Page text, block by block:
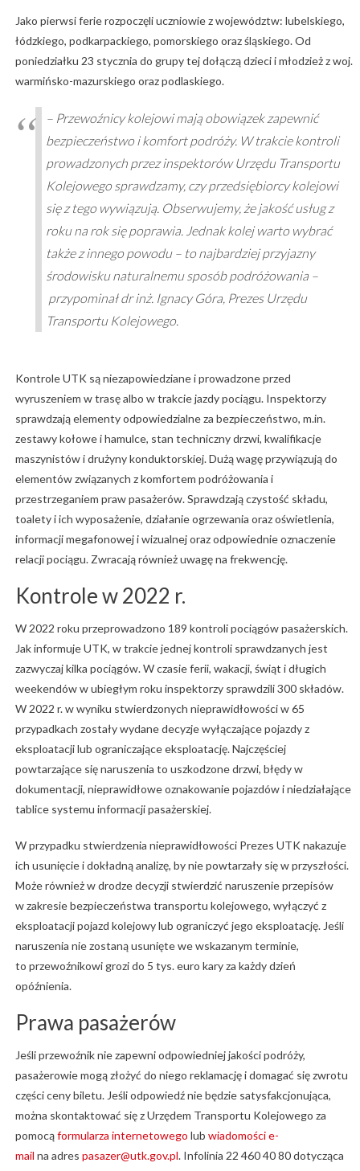
Jako pierwsi ferie rozpoczęli uczniowie z województw: lubelskiego,
łódzkiego, podkarpackiego, pomorskiego oraz śląskiego. Od
poniedziałku 23 stycznia do grupy tej dołączą dzieci i młodzież z woj.
warmińsko-mazurskiego oraz podlaskiego.
– Przewoźnicy kolejowi mają obowiązek zapewnić
bezpieczeństwo i komfort podróży. W trakcie kontroli
prowadzonych przez inspektorów Urzędu Transportu
Kolejowego sprawdzamy, czy przedsiębiorcy kolejowi
się z tego wywiązują. Obserwujemy, że jakość usług z
roku na rok się poprawia. Jednak kolej warto wybrać
także z innego powodu – to najbardziej przyjazny
środowisku naturalnemu sposób podróżowania –
przypominał dr inż. Ignacy Góra, Prezes Urzędu
Transportu Kolejowego.
Kontrole UTK są niezapowiedziane i prowadzone przed
wyruszeniem w trasę albo w trakcie jazdy pociągu. Inspektorzy
sprawdzają elementy odpowiedzialne za bezpieczeństwo, m.in.
zestawy kołowe i hamulce, stan techniczny drzwi, kwalifikacje
maszynistów i drużyny konduktorskiej. Dużą wagę przywiązują do
elementów związanych z komfortem podróżowania i
przestrzeganiem praw pasażerów. Sprawdzają czystość składu,
toalety i ich wyposażenie, działanie ogrzewania oraz oświetlenia,
informacji megafonowej i wizualnej oraz odpowiednie oznaczenie
relacji pociągu. Zwracają również uwagę na frekwencję.
Kontrole w 2022 r.
W 2022 roku przeprowadzono 189 kontroli pociągów pasażerskich.
Jak informuje UTK, w trakcie jednej kontroli sprawdzanych jest
zazwyczaj kilka pociągów. W czasie ferii, wakacji, świąt i długich
weekendów w ubiegłym roku inspektorzy sprawdzili 300 składów.
W 2022 r. w wyniku stwierdzonych nieprawidłowości w 65
przypadkach zostały wydane decyzje wyłączające pojazdy z
eksploatacji lub ograniczające eksploatację. Najczęściej
powtarzające się naruszenia to uszkodzone drzwi, błędy w
dokumentacji, nieprawidłowe oznakowanie pojazdów i niedziałające
tablice systemu informacji pasażerskiej.
W przypadku stwierdzenia nieprawidłowości Prezes UTK nakazuje
ich usunięcie i dokładną analizę, by nie powtarzały się w przyszłości.
Może również w drodze decyzji stwierdzić naruszenie przepisów
w zakresie bezpieczeństwa transportu kolejowego, wyłączyć z
eksploatacji pojazd kolejowy lub ograniczyć jego eksploatację. Jeśli
naruszenia nie zostaną usunięte we wskazanym terminie,
to przewoźnikowi grozi do 5 tys. euro kary za każdy dzień
opóźnienia.
Prawa pasażerów
Jeśli przewoźnik nie zapewni odpowiedniej jakości podróży,
pasażerowie mogą złożyć do niego reklamację i domagać się zwrotu
części ceny biletu. Jeśli odpowiedź nie będzie satysfakcjonująca,
można skontaktować się z Urzędem Transportu Kolejowego za
pomocąformularza internetowego lub wiadomości e-
mail na adres pasazer@utk.gov.pl. Infolinia 22 460 40 80 dotycząca